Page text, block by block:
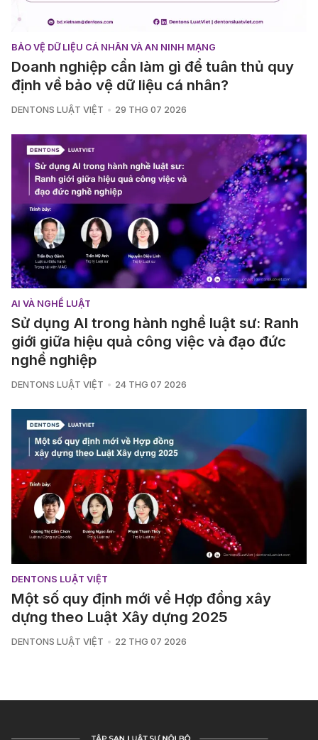
BẢO VỆ DỮ LIỆU CÁ NHÂN VÀ AN NINH MẠNG
Doanh nghiệp cần làm gì để tuân thủ quy
định về bảo vệ dữ liệu cá nhân?
DENTONS LUẬT VIỆT 29 THG 07 2026
AI VÀ NGHỀ LUẬT
Sử dụng AI trong hành nghề luật sư: Ranh
giới giữa hiệu quả công việc và đạo đức
nghề nghiệp
DENTONS LUẬT VIỆT 24 THG 07 2026
DENTONS LUẬT VIỆT
Một số quy định mới về Hợp đồng xây
dựng theo Luật Xây dựng 2025
DENTONS LUẬT VIỆT 22 THG 07 2026